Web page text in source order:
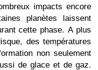
impacts encore
planètes laissent
cette phase. A plus
des températures
non seulement
de glace et de gaz.